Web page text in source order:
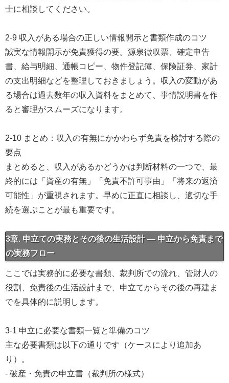
士に相談してください。
2-9 収入がある場合の正しい情報開示と書類作成のコツ
誠実な情報開示が免責獲得の要。源泉徴収票、確定申告
書、給与明細、通帳コピー、物件登記簿、保険証券、家計
の支出明細などを整理しておきましょう。収入の変動があ
る場合は過去数年の収入資料をまとめて、事情説明書を作
ると審理がスムーズになります。
2-10 まとめ：収入の有無にかかわらず免責を検討する際の
要点
まとめると、収入があるかどうかは判断材料の一つで、最
終的には「資産の有無」「免責不許可事由」「将来の返済
可能性」が重視されます。早めに正直に相談し、適切な手
続を選ぶことが最も重要です。
3章. 申立ての実務とその後の生活設計 — 申立から免責まで
の実務フロー
ここでは実務的に必要な書類、裁判所での流れ、管財人の
役割、免責後の生活設計まで、申立てからその後の再建ま
でを具体的に説明します。
3-1 申立に必要な書類一覧と準備のコツ
主な必要書類は以下の通りです（ケースにより追加あ
り）。
- 破産・免責の申立書（裁判所の様式）